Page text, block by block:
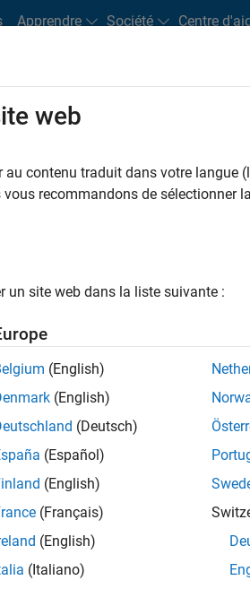
Apprendre Société Centre
bureaux Étudiants et carrières
Do you enjoy solving
development to design and develop
suites, and conduct hands-on
team from start to finish by
and testability thereby ensuring high
web
au contenu traduit dans votre
vous recommandons de sélectionner
un site web dans la liste suivante :
(English)
(English)
(Deutsch)
(Español)
(English)
(Français)
(English)
(Italiano)